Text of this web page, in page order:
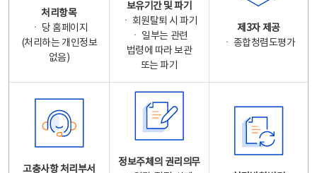
처리항목
ㆍ 당 홈페이지
(처리하는 개인정보
없음)
보유기간 및 파기
ㆍ 회원탈퇴 시 파기
ㆍ 일부는 관련
법령에 따라 보관
또는 파기
제3자 제공
ㆍ 종합청렴도평가
고충사항 처리부서
정보주체의 권리의무